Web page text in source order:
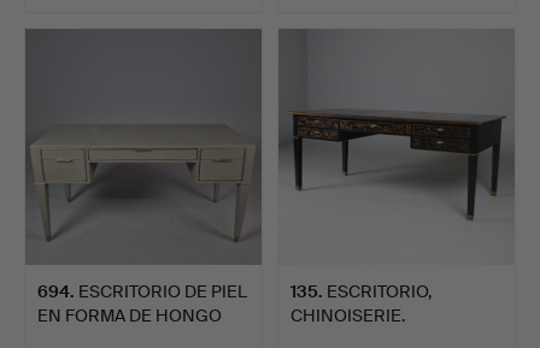
694. ESCRITORIO DE PIEL
EN FORMA DE HONGO
135. ESCRITORIO,
CHINOISERIE.